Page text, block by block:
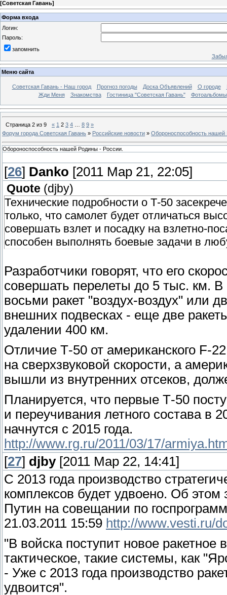
[Советская Гавань]
Форма входа
Логин:
Пароль:
запомнить
Меню сайта
Советская Гавань - Наш город Прогноз погоды Доска Объявлений О городе
Жди Меня
Знакомства Гостиница "Советская Гавань" Фотоальбомы
Страница 2 из 9 « 1 2 3 4 8 9 »
Форум города Советская Гавань » Российские новости » Обороноспособность
Обороноспособность нашей Родины - России.
[26] Danko [2011 Мар 21, 22:05]
Quote (djby)
Технические подробности о Т-50
только, что самолет будет отличаться
совершать взлет и посадку на взлетно-
способен выполнять боевые задачи в
Разработчики говорят, что его
совершать перелеты до 5 тыс. км. В
восьми ракет "воздух-воздух" или
внешних подвесках - еще две
удалении 400 км.
Отличие Т-50 от американского F-
на сверхзвуковой скорости, а
вышли из внутренних отсеков,
Планируется, что первые Т-50
и переучивания летного состава в
начнутся с 2015 года.
http://www.rg.ru/2011/03/17/
[27] djby[2011 Мар 22, 14:41]
С 2013 года производство
комплексов будет удвоено. Об
Путин на совещании по
21.03.2011 15:59 http://www.vesti.ru/
"В войска поступит новое ракетное
тактическое, такие системы, как
- Уже с 2013 года производство
удвоится".